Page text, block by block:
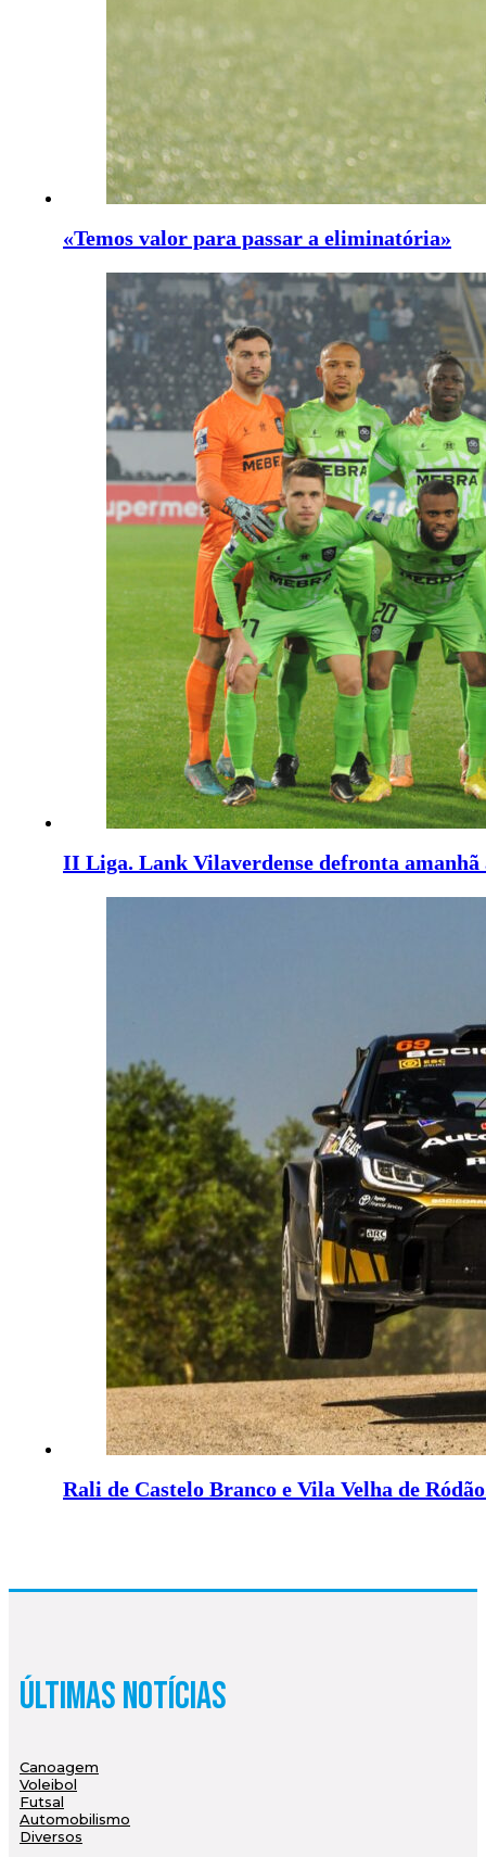
«Temos valor para passar a eliminatória»
II Liga. Lank Vilaverdense defronta
Rali de Castelo Branco e Vila Velha de
Últimas Notícias
Canoagem
Voleibol
Futsal
Automobilismo
Diversos